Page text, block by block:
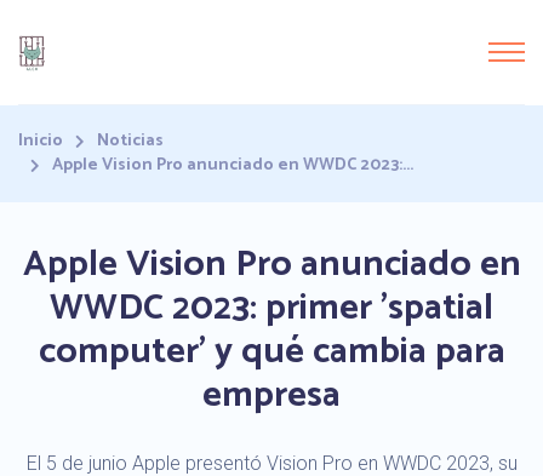
Inicio
Noticias
Apple Vision Pro anunciado en WWDC 2023:...
Apple Vision Pro anunciado en
WWDC 2023: primer 'spatial
computer' y qué cambia para
empresa
El 5 de junio Apple presentó Vision Pro en WWDC 2023, su